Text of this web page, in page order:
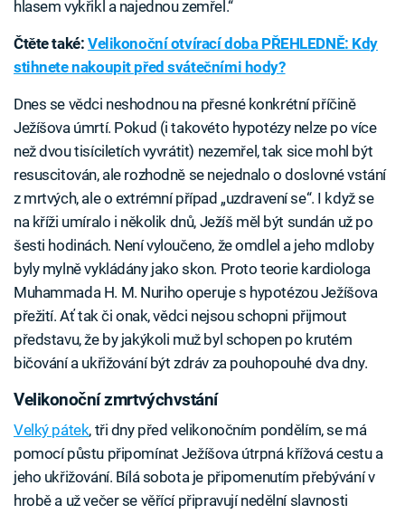
hlasem vykřikl a najednou zemřel.“
Čtěte také: Velikonoční otvírací doba PŘEHLEDNĚ: Kdy
stihnete nakoupit před svátečními hody?
Dnes se vědci neshodnou na přesné konkrétní příčině
Ježíšova úmrtí. Pokud (i takovéto hypotézy nelze po více
než dvou tisíciletích vyvrátit) nezemřel, tak sice mohl být
resuscitován, ale rozhodně se nejednalo o doslovné vstání
z mrtvých, ale o extrémní případ „uzdravení se“. I když se
na kříži umíralo i několik dnů, Ježíš měl být sundán už po
šesti hodinách. Není vyloučeno, že omdlel a jeho mdloby
byly mylně vykládány jako skon. Proto teorie kardiologa
Muhammada H. M. Nuriho operuje s hypotézou Ježíšova
přežití. Ať tak či onak, vědci nejsou schopni přijmout
představu, že by jakýkoli muž byl schopen po krutém
bičování a ukřižování být zdráv za pouhopouhé dva dny.
Velikonoční zmrtvýchvstání
Velký pátek, tři dny před velikonočním pondělím, se má
pomocí půstu připomínat Ježíšova útrpná křížová cestu a
jeho ukřižování. Bílá sobota je připomenutím přebývání v
hrobě a už večer se věřící připravují nedělní slavnosti